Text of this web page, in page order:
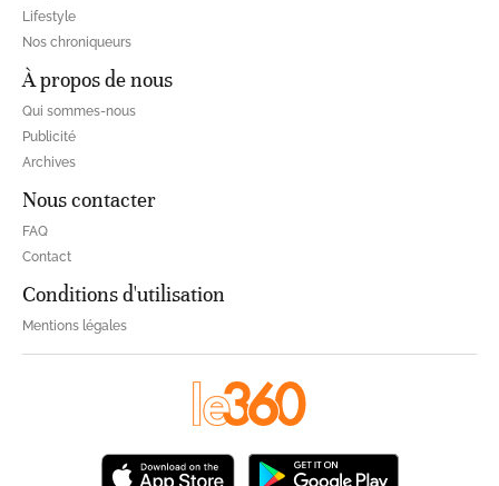
Lifestyle
Nos chroniqueurs
À propos de nous
Qui sommes-nous
Publicité
Archives
Nous contacter
FAQ
Contact
Conditions d'utilisation
Mentions légales